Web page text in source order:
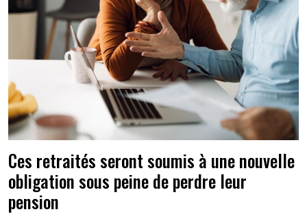
Ces retraités seront soumis à une nouvelle
obligation sous peine de perdre leur
pension